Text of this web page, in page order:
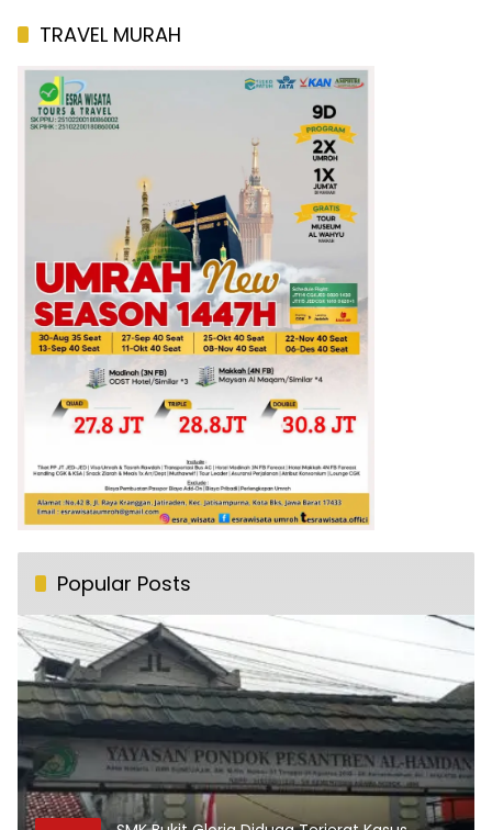
TRAVEL MURAH
Popular Posts